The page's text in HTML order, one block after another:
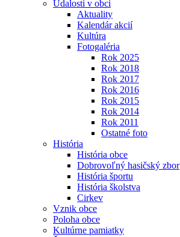
Udalosti v obci
Aktuality
Kalendár akcií
Kultúra
Fotogaléria
Rok 2025
Rok 2018
Rok 2017
Rok 2016
Rok 2015
Rok 2014
Rok 2011
Ostatné foto
História
História obce
Dobrovoľný hasičský zbor
História športu
História školstva
Cirkev
Vznik obce
Poloha obce
Kultúrne pamiatky